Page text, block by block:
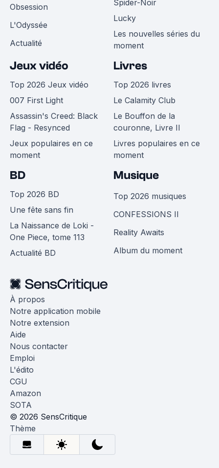
Obsession
L'Odyssée
Actualité
Spider-Noir
Lucky
Les nouvelles séries du
moment
Jeux vidéo
Top 2026 Jeux vidéo
007 First Light
Assassin's Creed: Black
Flag - Resynced
Jeux populaires en ce
moment
Livres
Top 2026 livres
Le Calamity Club
Le Bouffon de la
couronne, Livre II
Livres populaires en ce
moment
BD
Top 2026 BD
Une fête sans fin
La Naissance de Loki -
One Piece, tome 113
Actualité BD
Musique
Top 2026 musiques
CONFESSIONS II
Reality Awaits
Album du moment
À propos
Notre application mobile
Notre extension
Aide
Nous contacter
Emploi
L'édito
CGU
Amazon
SOTA
© 2026 SensCritique
Thème